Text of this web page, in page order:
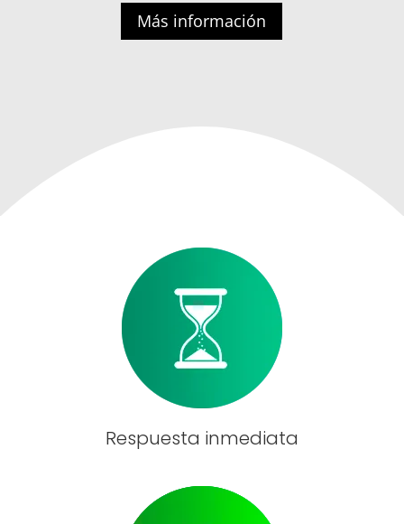
Más información
Respuesta inmediata